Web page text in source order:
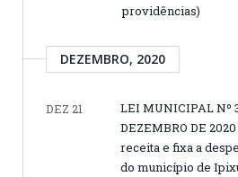
providências)
DEZEMBRO, 2020
DEZ 21
LEI MUNICIPAL Nº
DEZEMBRO DE
receita e fixa a
do município de